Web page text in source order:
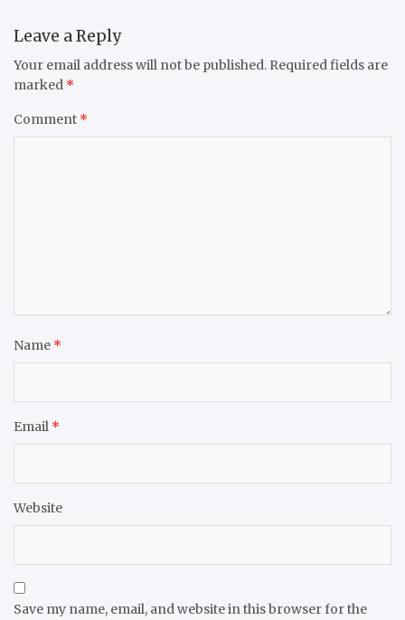
Leave a Reply
Your email address will not be published. Required fields are
marked *
Comment *
Name *
Email *
Website
Save my name, email, and website in this browser for the